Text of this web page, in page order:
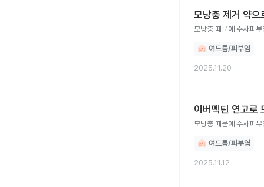
모낭충 제거 약
모낭충 때문에 주사피
여드름/피부염
2025.11.20
이버멕틴 연고로
모낭충 때문에 주사피
여드름/피부염
2025.11.12